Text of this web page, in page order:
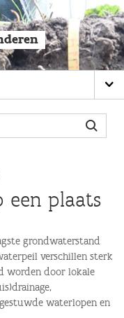
een plaats
grondwaterstand
verschillen sterk
worden door lokale
waterlopen en